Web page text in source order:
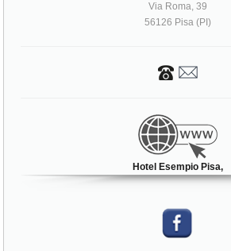
Via Roma, 39
56126 Pisa (PI)
Hotel Esempio Pisa,